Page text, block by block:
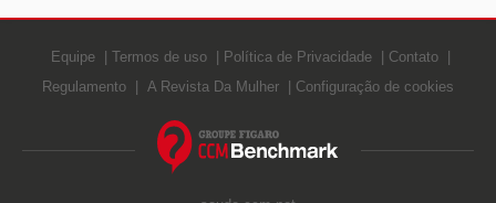
Equipe Termos de uso Política de Privacidade
Contato
Regulamento
A Revista Da Mulher Configuração de cookies